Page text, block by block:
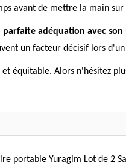
avant de mettre la main
adéquation avec son
un facteur décisif lors
équitable. Alors n'hésitez
portable Yuragim Lot de 2